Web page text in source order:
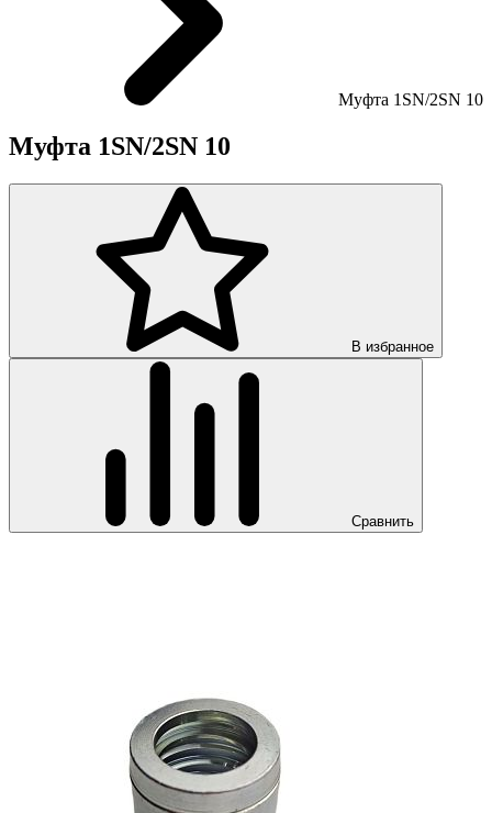
Mуфта 1SN/2SN 10
Mуфта 1SN/2SN 10
В избранное
Сравнить